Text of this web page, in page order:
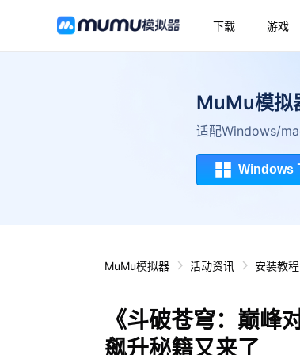
下载 游戏
MuMu模拟
适配Windows/
Windows
MuMu模拟器 活动资讯 安装教程
《斗破苍穹：巅峰
飙升秘籍又来了